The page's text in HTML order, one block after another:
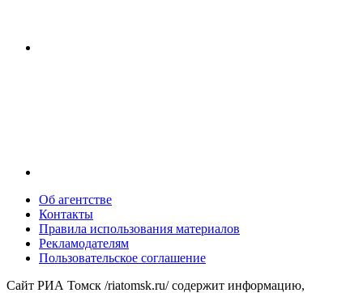
Об агентстве
Контакты
Правила использования материалов
Рекламодателям
Пользовательское соглашение
Сайт РИА Томск /riatomsk.ru/ содержит информацию,